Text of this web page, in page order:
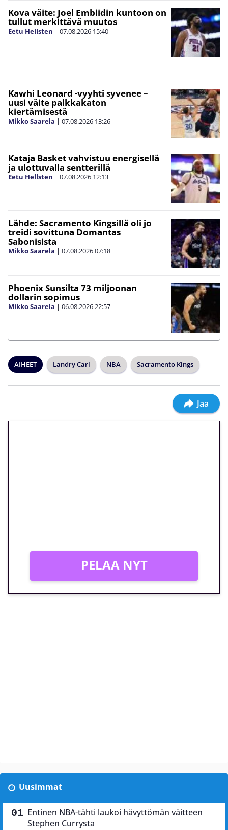
Kova väite: Joel Embiidin kuntoon on
tullut merkittävä muutos
Eetu Hellsten | 07.08.2026 15:40
Kawhi Leonard -vyyhti syvenee –
uusi väite palkkakaton
kiertämisestä
Mikko Saarela | 07.08.2026 13:26
Kataja Basket vahvistuu energisellä
ja ulottuvalla sentterillä
Eetu Hellsten | 07.08.2026 12:13
Lähde: Sacramento Kingsillä oli jo
treidi sovittuna Domantas
Sabonisista
Mikko Saarela | 07.08.202607:18
Phoenix Sunsilta 73 miljoonan
dollarin sopimus
Mikko Saarela | 06.08.202622:57
AIHEET Landry Carl NBA Sacramento Kings
Jaa
PELAA NYT
Uusimmat
Entinen NBA-tähti laukoi hävyttömän väitteen
Stephen Currysta